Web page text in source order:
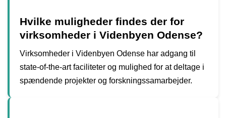
Hvilke muligheder findes der for
virksomheder i Videnbyen Odense?
Virksomheder i Videnbyen Odense har adgang til
state-of-the-art faciliteter og mulighed for at deltage i
spændende projekter og forskningssamarbejder.